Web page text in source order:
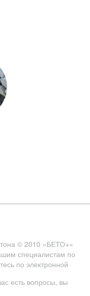
© 2010 «БЕТО+»
специалистам по
по электронной
есть вопросы, вы